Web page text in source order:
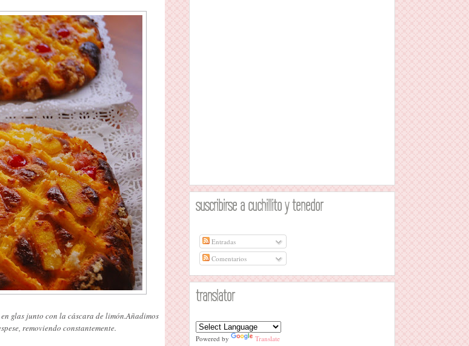
glas junto con la cáscara de limón.Añadimos
removiendo constantemente.
suscribirse a cuchillito y tenedor
Entradas
Comentarios
translator
Powered by Translate